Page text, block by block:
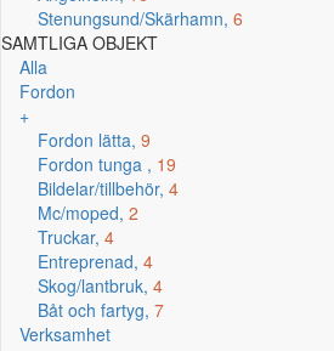
Stenungsund/Skärhamn, 6
SAMTLIGA OBJEKT
Alla
Fordon
+
Fordon lätta, 9
Fordon tunga , 19
Bildelar/tillbehör, 4
Mc/moped, 2
Truckar, 4
Entreprenad, 4
Skog/lantbruk, 4
Båt och fartyg, 7
Verksamhet